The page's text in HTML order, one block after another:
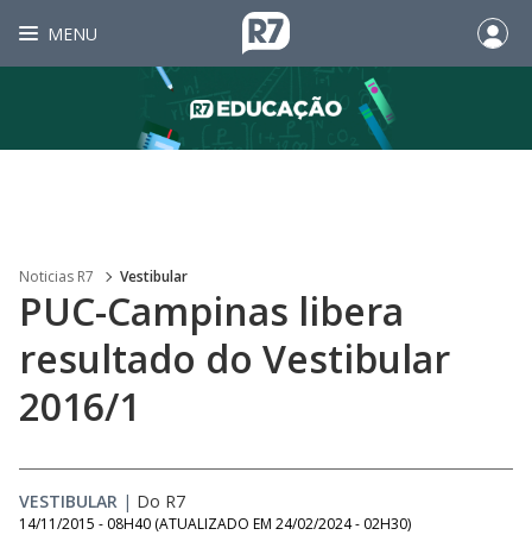
MENU
Noticias R7 Vestibular
PUC-Campinas libera
resultado do Vestibular
2016/1
VESTIBULAR | Do R7
14/11/2015 - 08H40 (ATUALIZADO EM 24/02/2024 - 02H30)